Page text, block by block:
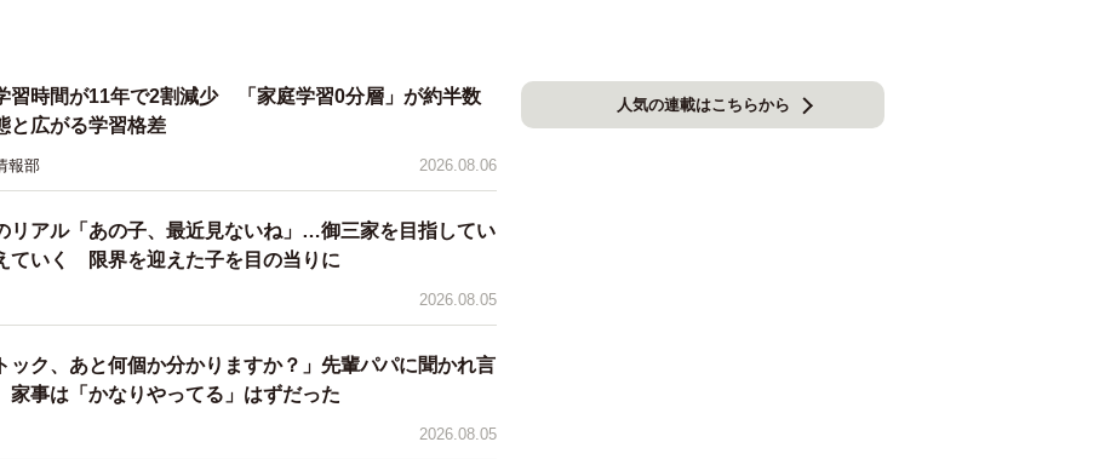
習時間が11年で2割減少 「家庭学習0分層」が約半数
と広がる学習格差
報部 2026.08.06
リアル「あの子、最近見ないね」…御三家を目指してい
ていく 限界を迎えた子を目の当りに
2026.08.05
ック、あと何個か分かりますか？」先輩パパに聞かれ言
事は「かなりやってる」はずだった
2026.08.05
人気の連載はこちらから